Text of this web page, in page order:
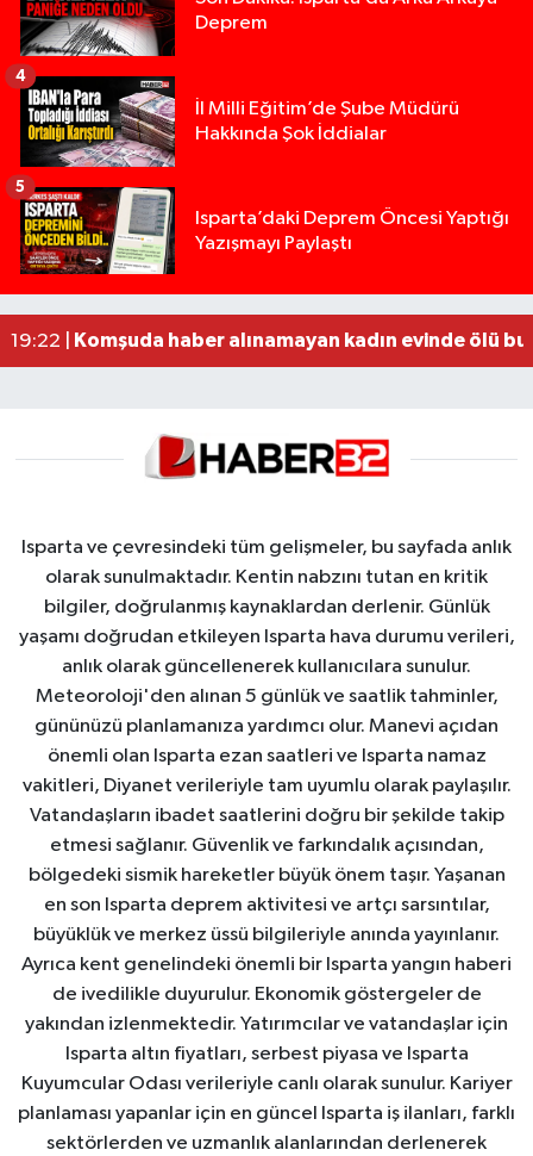
Deprem
İl Milli Eğitim’de Şube Müdürü
Hakkında Şok İddialar
4
Isparta’daki Deprem Öncesi Yaptığı
Yazışmayı Paylaştı
5
13:00 |Yığılca'da kardeşler arasındaki silahlı kavgada
12:48 |Tur teknesi çalışanlarının birbirine girdiği kavga
02:26 |MOTOSİKLETLE ÇARPIŞAN OTOMOBİL GÜL
19:22 |
Komşuda haber alınamayan kadın evinde ölü
Isparta ve çevresindeki tüm gelişmeler, bu sayfada anlık
olarak sunulmaktadır. Kentin nabzını tutan en kritik
bilgiler, doğrulanmış kaynaklardan derlenir. Günlük
yaşamı doğrudan etkileyen Isparta hava durumu verileri,
anlık olarak güncellenerek kullanıcılara sunulur.
Meteoroloji'den alınan 5 günlük ve saatlik tahminler,
gününüzü planlamanıza yardımcı olur. Manevi açıdan
önemli olan Isparta ezan saatleri ve Isparta namaz
vakitleri, Diyanet verileriyle tam uyumlu olarak paylaşılır.
Vatandaşların ibadet saatlerini doğru bir şekilde takip
etmesi sağlanır. Güvenlik ve farkındalık açısından,
bölgedeki sismik hareketler büyük önem taşır. Yaşanan
en son Isparta deprem aktivitesi ve artçı sarsıntılar,
büyüklük ve merkez üssü bilgileriyle anında yayınlanır.
Ayrıca kent genelindeki önemli bir Isparta yangın haberi
de ivedilikle duyurulur. Ekonomik göstergeler de
yakından izlenmektedir. Yatırımcılar ve vatandaşlar için
Isparta altın fiyatları, serbest piyasa ve Isparta
Kuyumcular Odası verileriyle canlı olarak sunulur. Kariyer
planlaması yapanlar için en güncel Isparta iş ilanları, farklı
sektörlerden ve uzmanlık alanlarından derlenerek